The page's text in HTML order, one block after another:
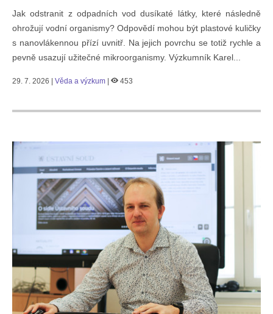
Jak odstranit z odpadních vod dusíkaté látky, které následně
ohrožují vodní organismy? Odpovědí mohou být plastové kuličky
s nanovlákennou přízí uvnitř. Na jejich povrchu se totiž rychle a
pevně usazují užitečné mikroorganismy. Výzkumník Karel...
29. 7. 2026 | Věda a výzkum 453